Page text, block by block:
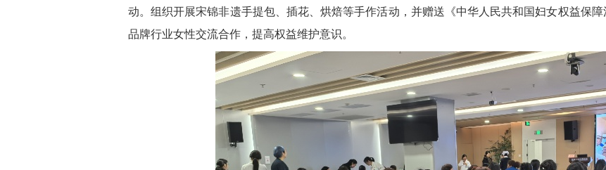
动。组织开展宋锦非遗手提包、插花、烘焙等手作活动，并赠送《中华人民共和国妇女权益保
品牌行业女性交流合作，提高权益维护意识。